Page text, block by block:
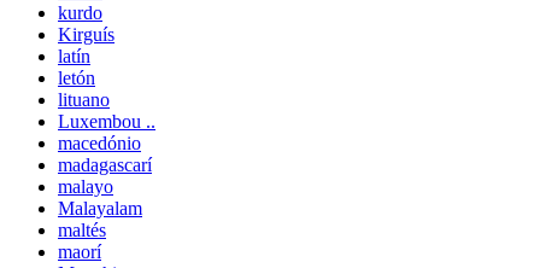
kurdo
Kirguís
latín
letón
lituano
Luxembou ..
macedónio
madagascarí
malayo
Malayalam
maltés
maorí